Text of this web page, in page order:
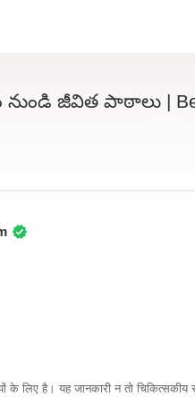
జీవిత పాఠాలు |
के लिए है। यह जानकारी न तो